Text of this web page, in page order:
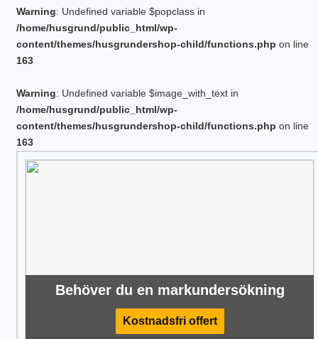
Warning: Undefined variable $popclass in
/home/husgrund/public_html/wp-
content/themes/husgrundershop-child/functions.php on line
163
Warning: Undefined variable $image_with_text in
/home/husgrund/public_html/wp-
content/themes/husgrundershop-child/functions.php on line
163
Behöver du en markundersökning
Kostnadsfri offert